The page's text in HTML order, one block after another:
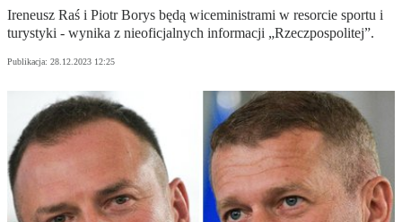
Ireneusz Raś i Piotr Borys będą wiceministrami w resorcie sportu i
turystyki - wynika z nieoficjalnych informacji „Rzeczpospolitej”.
Publikacja: 28.12.2023 12:25